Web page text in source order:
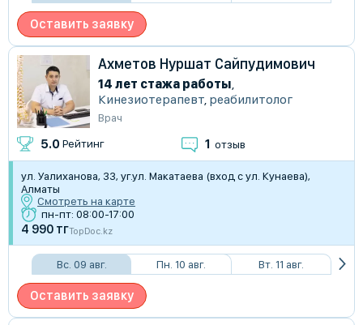
Оставить заявку
Ахметов Нуршат Сайпудимович
14 лет стажа работы
Кинезиотерапевт реабилитолог
Врач
5.0 Рейтинг 1 отзыв
ул. Уалиханова, 33, уг.ул. Макатаева (вход с ул. Кунаева),
Алматы
Смотреть на карте
пн-пт: 08:00-17:00
4 990 тгTopDoc.kz
Вс. 09 авг. Пн. 10 авг. Вт. 11 авг.
Оставить заявку